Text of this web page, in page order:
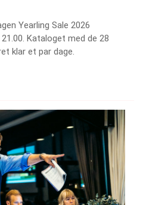
Yearling Sale 2026
Kataloget med de 28
klar et par dage.